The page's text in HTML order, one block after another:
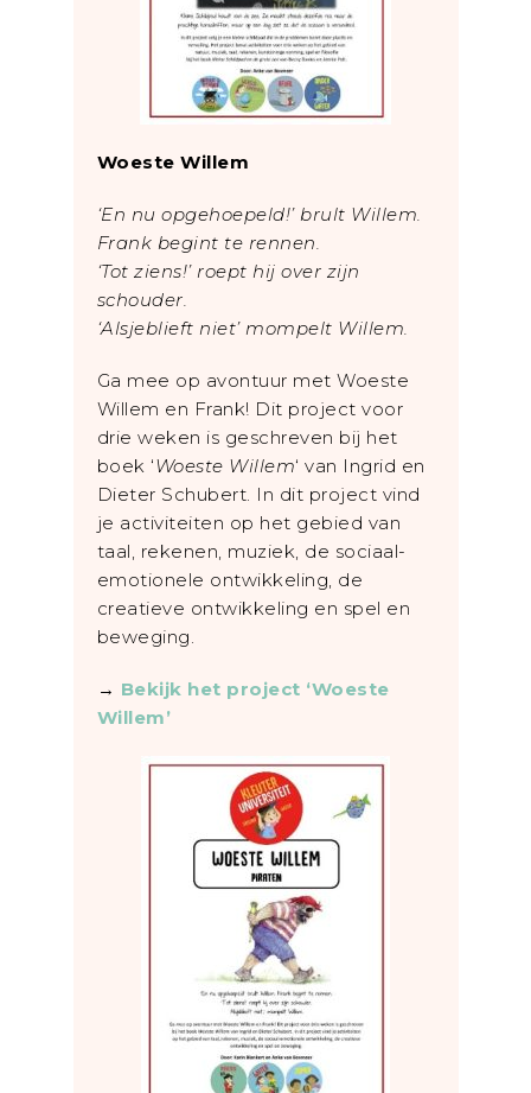
Woeste Willem
‘En nu opgehoepeld!’ brult Willem.
Frank begint te rennen.
‘Tot ziens!’ roept hij over zijn
schouder.
‘Alsjeblieft niet’ mompelt Willem.
Ga mee op avontuur met Woeste
Willem en Frank! Dit project voor
drie weken is geschreven bij het
boek ‘Woeste Willem‘ van Ingrid en
Dieter Schubert. In dit project vind
je activiteiten op het gebied van
taal, rekenen, muziek, de sociaal-
emotionele ontwikkeling, de
creatieve ontwikkeling en spel en
beweging.
→ Bekijk het project ‘Woeste
Willem’